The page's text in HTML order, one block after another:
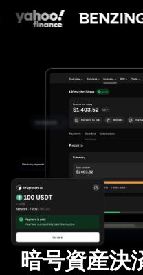
暗号資産決